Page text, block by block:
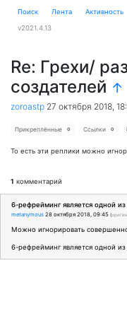
Поиск Лента Активность
v2021.4.13
Re: Грехи/
создателей ↑
zoroastp 27 октября 2018,
Прикреплённые 0 Ссылки 0
То есть эти реплики можно
1 комментарий
6-рефрейминг является одной
metanymous 28 октября 2018, 09:45 (
Можно игнорировать
6-рефрейминг является одной